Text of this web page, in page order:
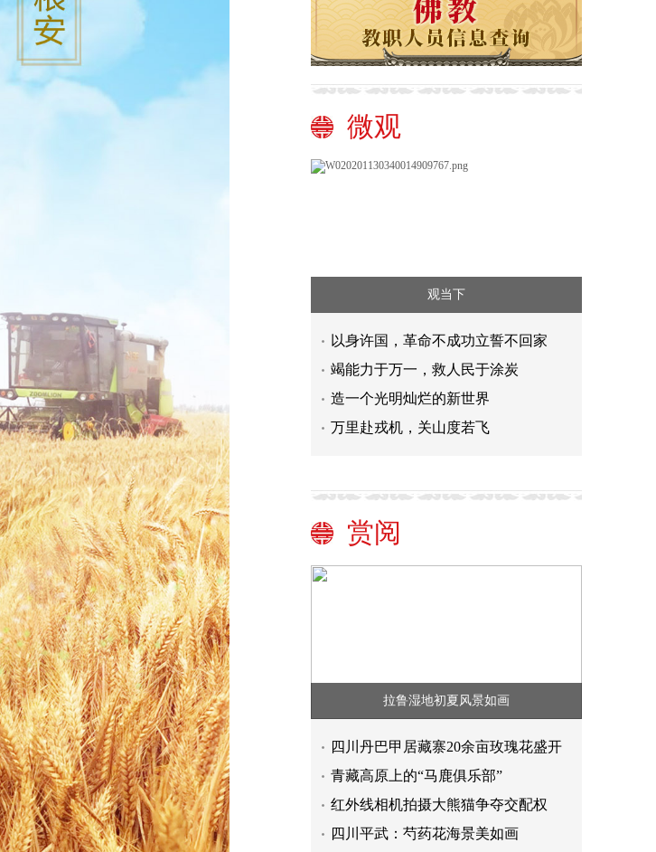
微观
观当下
以身许国，革命不成功立誓不回家
竭能力于万一，救人民于涂炭
造一个光明灿烂的新世界
万里赴戎机，关山度若飞
赏阅
拉鲁湿地初夏风景如画
四川丹巴甲居藏寨20余亩玫瑰花盛开
青藏高原上的“马鹿俱乐部”
红外线相机拍摄大熊猫争夺交配权
四川平武：芍药花海景美如画